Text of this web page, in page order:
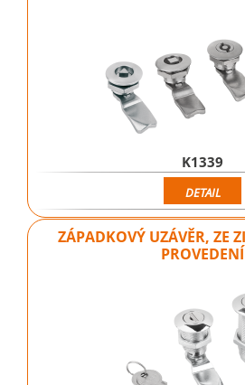
K1339
DETAIL
ZÁPADKOVÝ UZÁVĚR, ZE
PROVEDENÍ